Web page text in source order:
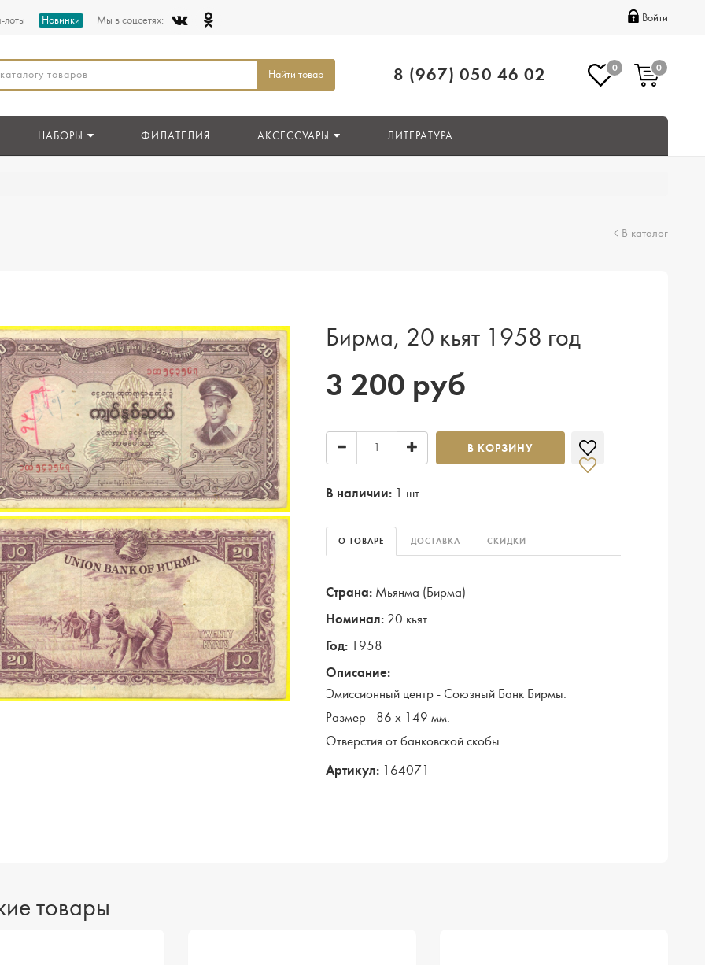
лоты Новинки Мы в соцсетях: Войти
Найти товар 8 (967) 050 46 02 0 0
НАБОРЫ ФИЛАТЕЛИЯ АКСЕССУАРЫ ЛИТЕРАТУРА
В каталог
Бирма, 20 кьят 1958 год
3 200 руб
В КОРЗИНУ
В наличии: 1 шт.
О ТОВАРЕ ДОСТАВКА СКИДКИ
Страна: Мьянма (Бирма)
Номинал: 20 кьят
Год: 1958
Описание:
Эмиссионный центр - Союзный Банк Бирмы.
Размер - 86 х 149 мм.
Отверстия от банковской скобы.
Артикул: 164071
товары